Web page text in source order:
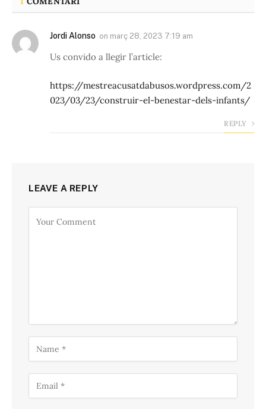
Jordi Alonso on març 28, 2023 7:19 am
Us convido a llegir l’article:
https://mestreacusatdabusos.wordpress.com/2
023/03/23/construir-el-benestar-dels-infants/
REPLY
LEAVE A REPLY